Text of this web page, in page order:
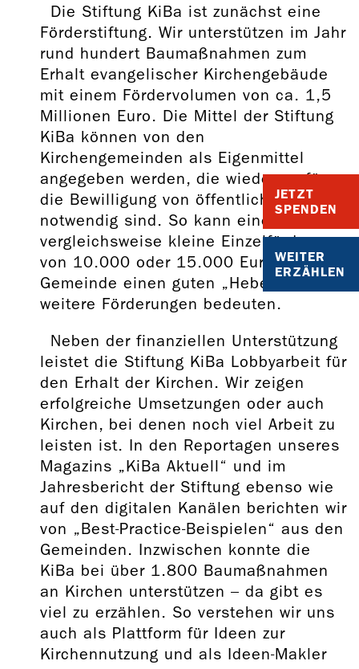
JETZT
SPENDEN
WEITER
ERZÄHLEN
Die Stiftung KiBa ist zunächst eine
Förderstiftung. Wir unterstützen im Jahr
rund hundert Baumaßnahmen zum
Erhalt evangelischer Kirchengebäude
mit einem Fördervolumen von ca. 1,5
Millionen Euro. Die Mittel der Stiftung
KiBa können von den
Kirchengemeinden als Eigenmittel
angegeben werden, die wiederum für
die Bewilligung von öffentlichen Mitteln
notwendig sind. So kann eine
vergleichsweise kleine Einzelförderung
von 10.000 oder 15.000 Euro für die
Gemeinde einen guten „Hebel“ für
weitere Förderungen bedeuten.
Neben der finanziellen Unterstützung
leistet die Stiftung KiBa Lobbyarbeit für
den Erhalt der Kirchen. Wir zeigen
erfolgreiche Umsetzungen oder auch
Kirchen, bei denen noch viel Arbeit zu
leisten ist. In den Reportagen unseres
Magazins „KiBa Aktuell“ und im
Jahresbericht der Stiftung ebenso wie
auf den digitalen Kanälen berichten wir
von „Best-Practice-Beispielen“ aus den
Gemeinden. Inzwischen konnte die
KiBa bei über 1.800 Baumaßnahmen
an Kirchen unterstützen – da gibt es
viel zu erzählen. So verstehen wir uns
auch als Plattform für Ideen zur
Kirchennutzung und als Ideen-Makler